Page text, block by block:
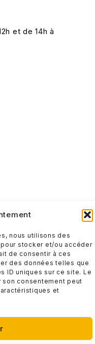
nous utilisons des
stocker et/ou accéder
de consentir à ces
des données telles que
ID uniques sur ce site. Le
consentement peut
et
et de 14h à